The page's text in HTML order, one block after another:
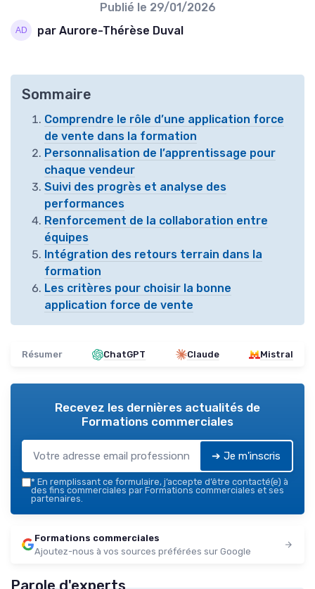
Publié le 29/01/2026
par Aurore-Thérèse Duval
Sommaire
Comprendre le rôle d’une application force
de vente dans la formation
Personnalisation de l’apprentissage pour
chaque vendeur
Suivi des progrès et analyse des
performances
Renforcement de la collaboration entre
équipes
Intégration des retours terrain dans la
formation
Les critères pour choisir la bonne
application force de vente
Résumer ChatGPT Claude Mistral
Recevez les dernières actualités de
Formations commerciales
➔ Je m'inscris
* En remplissant ce formulaire, j’accepte d’être contacté(e) à
des fins commerciales par Formations commerciales et ses
partenaires.
Formations commerciales
Ajoutez-nous à vos sources préférées sur Google
Parole d'experts